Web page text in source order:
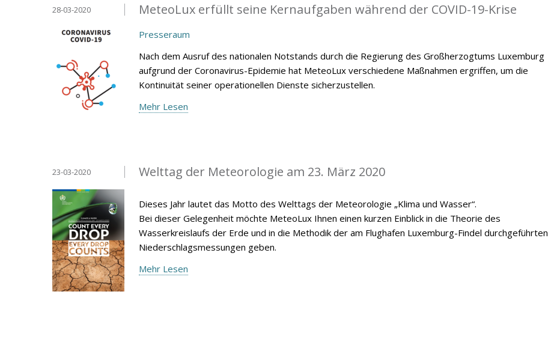
MeteoLux erfüllt seine Kernaufgaben während der COVID-19-Krise
28-03-2020
Presseraum
Nach dem Ausruf des nationalen Notstands durch die Regierung des Großherzogtums Luxemburg
aufgrund der Coronavirus-Epidemie hat MeteoLux verschiedene Maßnahmen ergriffen, um die
Kontinuität seiner operationellen Dienste sicherzustellen.
Mehr Lesen
Welttag der Meteorologie am 23. März 2020
23-03-2020
Dieses Jahr lautet das Motto des Welttags der Meteorologie „Klima und Wasser“.
Bei dieser Gelegenheit möchte MeteoLux Ihnen einen kurzen Einblick in die Theorie des
Wasserkreislaufs der Erde und in die Methodik der am Flughafen Luxemburg-Findel durchgeführten
Niederschlagsmessungen geben.
Mehr Lesen